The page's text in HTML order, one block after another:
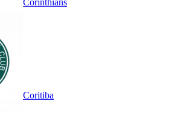
Corinthians
Coritiba